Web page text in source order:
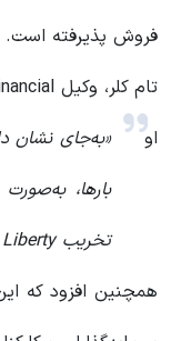
فروش پذیرفته است.
تام کلر، وکیل World Liberty Financial، اعلام کرده:
«به‌جای نشان
بارها،
تخریب World Liberty بپردازد.»
او
همچنین افزود که